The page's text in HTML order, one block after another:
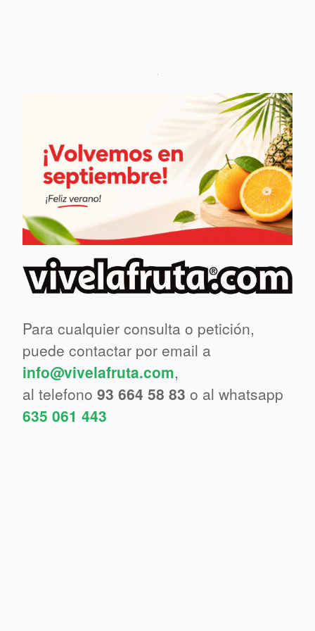
Para cualquier consulta o petición,
puede contactar por email a
info@vivelafruta.com,
al telefono 93 664 58 83 o al whatsapp
635 061 443